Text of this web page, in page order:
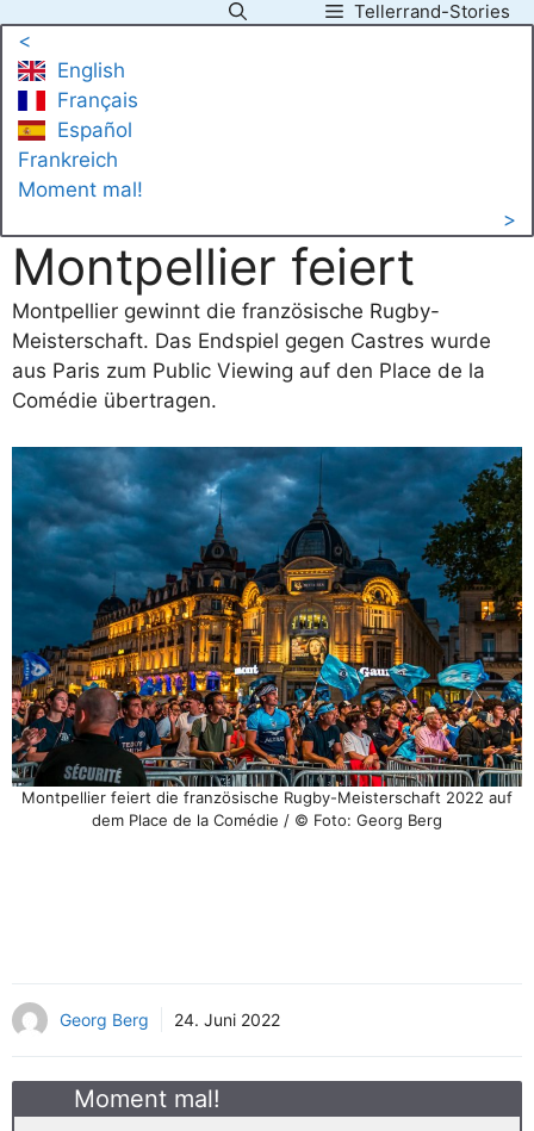
Inhalt
springen
Tellerrand-Stories
<
English
Français
Español
Frankreich
Moment mal!
>
Montpellier feiert
Montpellier gewinnt die französische Rugby-
Meisterschaft. Das Endspiel gegen Castres wurde
aus Paris zum Public Viewing auf den Place de la
Comédie übertragen.
Montpellier feiert die französische Rugby-Meisterschaft 2022 auf
dem Place de la Comédie / © Foto: Georg Berg
Georg Berg 24. Juni 2022
Moment mal!